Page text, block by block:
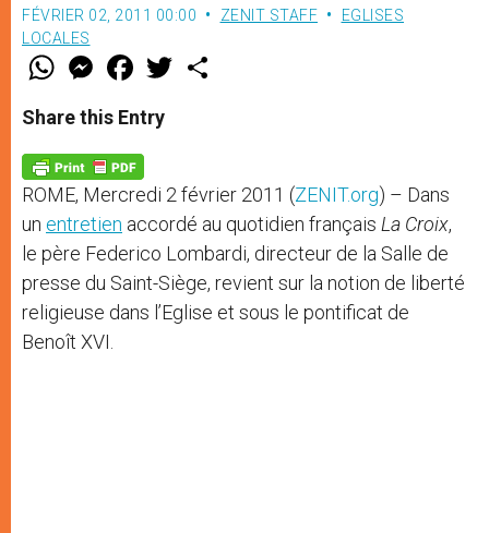
FÉVRIER 02, 2011 00:00 ZENIT STAFF
EGLISES
LOCALES
W
t
s
p
p
M
e
s
e
g
e
r
F
a
e
b
o
k
w
Share this Entry
ROME, Mercredi 2 février 2011 (ZENIT.org) – Dans
un entretien accordé au quotidien français La Croix,
le père Federico Lombardi, directeur de la Salle de
presse du Saint-Siège, revient sur la notion de liberté
religieuse dans l’Eglise et sous le pontificat de
Benoît XVI.